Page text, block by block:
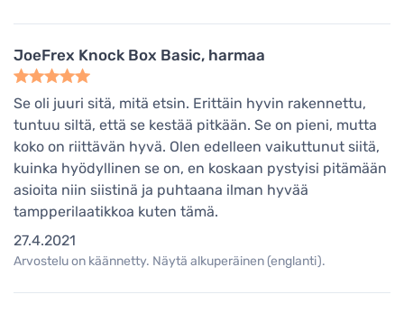
JoeFrex Knock Box Basic, harmaa
Se oli juuri sitä, mitä etsin. Erittäin hyvin rakennettu,
tuntuu siltä, että se kestää pitkään. Se on pieni, mutta
koko on riittävän hyvä. Olen edelleen vaikuttunut siitä,
kuinka hyödyllinen se on, en koskaan pystyisi pitämään
asioita niin siistinä ja puhtaana ilman hyvää
tampperilaatikkoa kuten tämä.
27.4.2021
Arvostelu on käännetty. Näytä alkuperäinen (englanti).